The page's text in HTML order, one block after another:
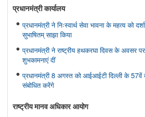
प्रधानमंत्री कार्यालय
प्रधानमंत्री ने निःस्वार्थ सेवा भावना के महत्व को
सुभाषितम् साझा किया
प्रधानमंत्री ने राष्ट्रीय हथकरघा दिवस के अवसर
शुभकामनाएं दीं
प्रधानमंत्री 8 अगस्त को आईआईटी दिल्ली के 57वें
संबोधित करेंगे
राष्ट्रीय मानव अधिकार आयोग